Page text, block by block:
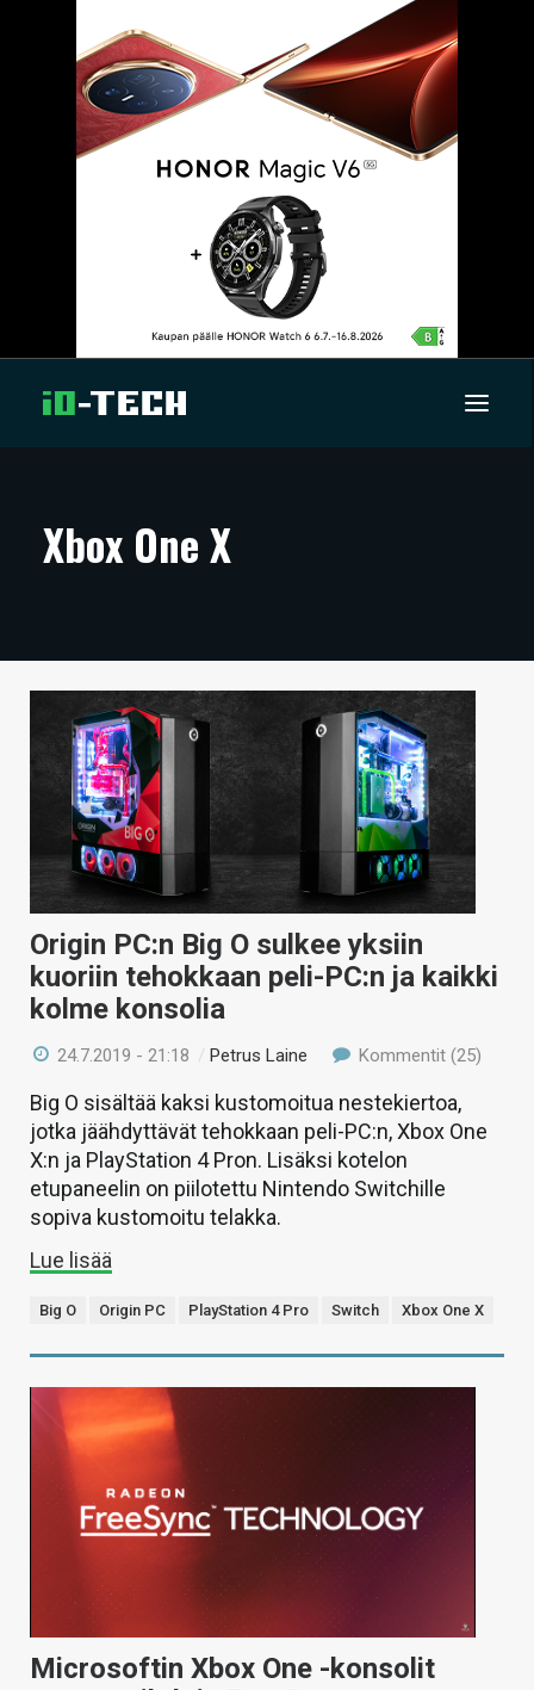
ARTIKKELIT
TECHBBS
TIETOA
HINTA.FI
KAUPPA
VAIHDA TEEMA
HAKU
Xbox One X
Origin PC:n Big O sulkee yksiin
kuoriin tehokkaan peli-PC:n ja kaikki
kolme konsolia
24.7.2019 - 21:18 /Petrus Laine Kommentit (25)
Big O sisältää kaksi kustomoitua nestekiertoa,
jotka jäähdyttävät tehokkaan peli-PC:n, Xbox One
X:n ja PlayStation 4 Pron. Lisäksi kotelon
etupaneelin on piilotettu Nintendo Switchille
sopiva kustomoitu telakka.
Lue lisää
Big O Origin PC PlayStation 4 Pro Switch Xbox One X
Microsoftin Xbox One -konsolit